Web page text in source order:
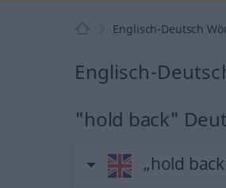
Englisch-Deutsch
Englisch-
"hold back"
„hold